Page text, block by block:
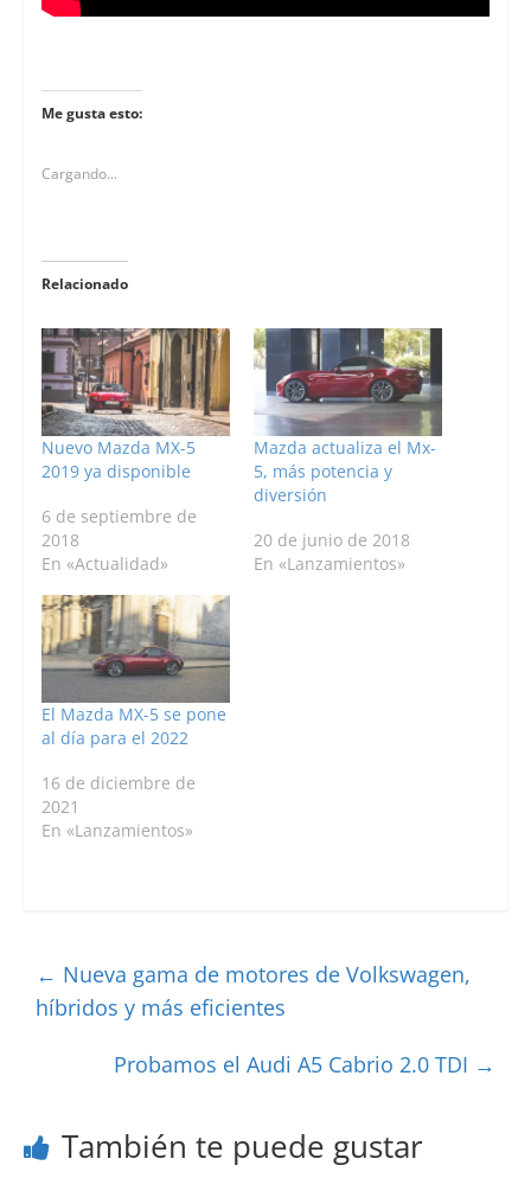
Me gusta esto:
Cargando...
Relacionado
Nuevo Mazda MX-5
2019 ya disponible
6 de septiembre de
2018
En «Actualidad»
Mazda actualiza el Mx-
5, más potencia y
diversión
20 de junio de 2018
En «Lanzamientos»
El Mazda MX-5 se pone
al día para el 2022
16 de diciembre de
2021
En «Lanzamientos»
← Nueva gama de motores de Volkswagen,
híbridos y más eficientes
Probamos el Audi A5 Cabrio 2.0 TDI →
También te puede gustar